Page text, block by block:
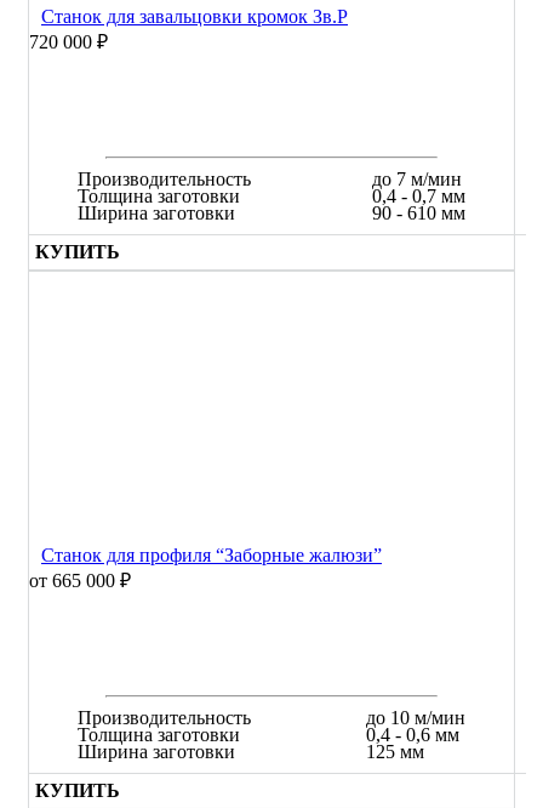
Станок для завальцовки кромок Зв.Р
720 000 ₽
Производительность
Толщина заготовки
Ширина заготовки
до 7 м/мин
0,4 - 0,7 мм
90 - 610 мм
КУПИТЬ
Станок для профиля “Заборные жалюзи”
от 665 000 ₽
Производительность
Толщина заготовки
Ширина заготовки
до 10 м/мин
0,4 - 0,6 мм
125 мм
КУПИТЬ